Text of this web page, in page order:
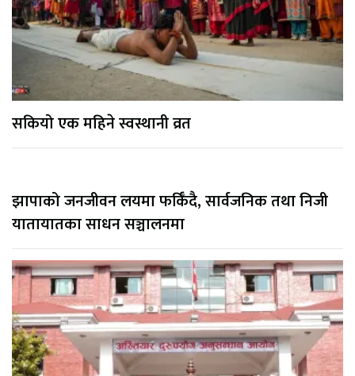
सकियो एक महिने स्वस्थानी व्रत
झापाको जनजीवन लयमा फर्किँदै, सार्वजनिक तथा निजी
यातायातका साधन सञ्चालनमा